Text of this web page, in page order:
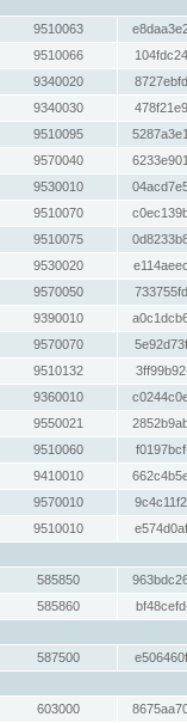
9510063
9510066
9340020
9340030
9510095
9570040
9530010
9510070
9510075
9530020
9570050
9390010
9570070
9510132
9360010
9550021
9510060
9410010
9570010
9510010
585850
585860
587500
603000